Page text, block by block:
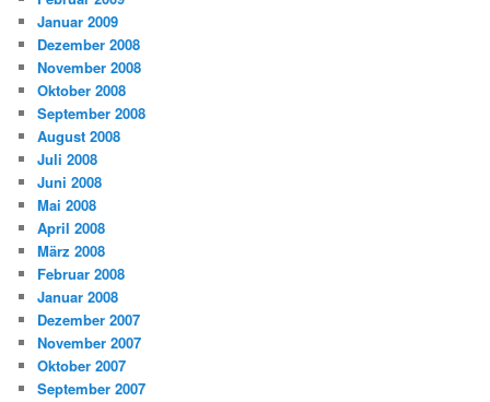
Januar 2009
Dezember 2008
November 2008
Oktober 2008
September 2008
August 2008
Juli 2008
Juni 2008
Mai 2008
April 2008
März 2008
Februar 2008
Januar 2008
Dezember 2007
November 2007
Oktober 2007
September 2007